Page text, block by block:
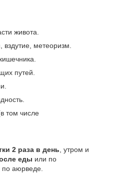
живота.
метеоризм.
путей.
том числе
2 раза в день , утром и
еды или по
аюрведе.